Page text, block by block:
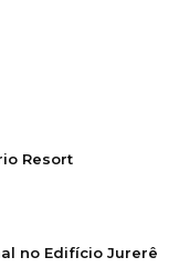
Resort
no Edifício Jurerê